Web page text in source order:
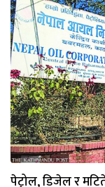
पेट्रोल, डिजेल र